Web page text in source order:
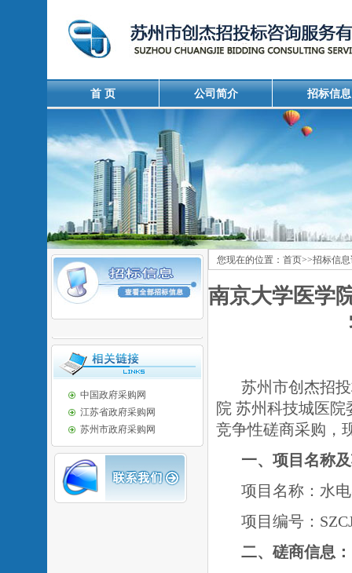
首 页 公司简介 招标信息
中国政府采购网
江苏省政府采购网
苏州市政府采购网
您现在的位置： 首页>>招标信
南京大学医学
苏州市创杰招
院 苏州科技城医
竞争性磋商采购，
一、项目名称
项目名称：水
项目编号：
二、磋商信息：